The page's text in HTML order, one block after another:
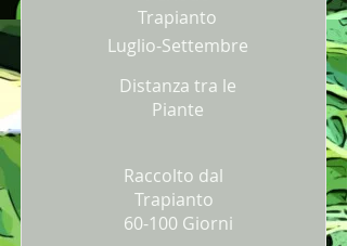
Trapianto
Luglio-Settembre
Distanza tra le
Piante
Raccolto dal
Trapianto
60-100 Giorni